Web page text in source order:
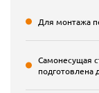
Для монтажа
Самонесущая
подготовлена